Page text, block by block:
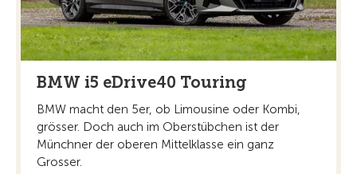
BMW i5 eDrive40 Touring
BMW macht den 5er, ob Limousine oder Kombi,
grösser. Doch auch im Oberstübchen ist der
Münchner der oberen Mittelklasse ein ganz
Grosser.